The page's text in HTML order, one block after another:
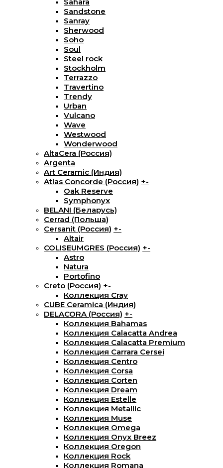
Sandstone
Sanray
Sherwood
Soho
Soul
Steel rock
Stockholm
Terrazzo
Travertino
Trendy
Urban
Vulcano
Wave
Westwood
Wonderwood
AltaCera (Россия)
Argenta
Art Ceramic (Индия)
Atlas Concorde (Россия) +-
Oak Reserve
Symphonyx
BELANI (Беларусь)
Cerrad (Польша)
Cersanit (Россия) +-
Altair
COLISEUMGRES (Россия) +-
Astro
Natura
Portofino
Creto (Россия) +-
Коллекция Cray
CUBE Ceramica (Индия)
DELACORA (Россия) +-
Коллекция Bahamas
Коллекция Calacatta Andrea
Коллекция Calacatta Premium
Коллекция Carrara Cersei
Коллекция Centro
Коллекция Corsa
Коллекция Corten
Коллекция Dream
Коллекция Estelle
Коллекция Metallic
Коллекция Muse
Коллекция Omega
Коллекция Onyx Breez
Коллекция Oregon
Коллекция Rock
Коллекция Romana